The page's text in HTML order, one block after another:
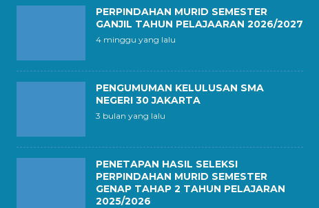
PERPINDAHAN MURID SEMESTER
GANJIL TAHUN PELAJAARAN 2026/2027
4 minggu yang lalu
PENGUMUMAN KELULUSAN SMA
NEGERI 30 JAKARTA
3 bulan yang lalu
PENETAPAN HASIL SELEKSI
PERPINDAHAN MURID SEMESTER
GENAP TAHAP 2 TAHUN PELAJARAN
2025/2026